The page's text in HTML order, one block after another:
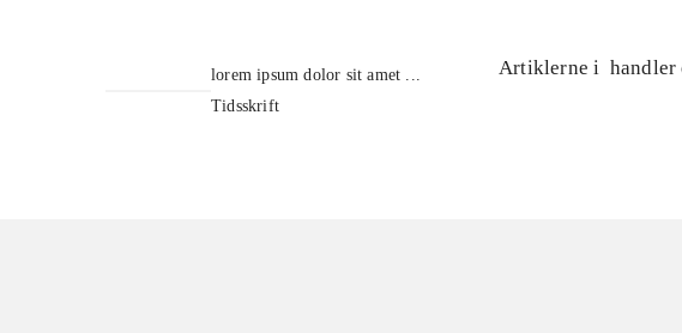
lorem ipsum dolor sit amet ...
Tidsskrift
Artiklerne i handler